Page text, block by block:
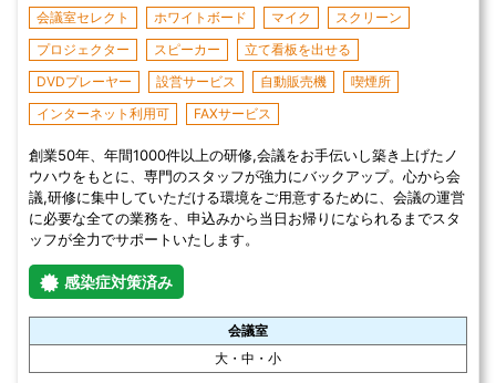
会議室セレクト ホワイトボード マイク
スクリーン
プロジェクター
スピーカー
立て看板を出せる
DVDプレーヤー
設営サービス 自動販売機
喫煙所
インターネット利用可
FAXサービス
創業50年、年間1000件以上の研修,会議をお手伝いし築き上げたノ
ウハウをもとに、専門のスタッフが強力にバックアップ。心から会
議,研修に集中していただける環境をご用意するために、会議の運営
に必要な全ての業務を、申込みから当日お帰りになられるまでスタ
ッフが全力でサポートいたします。
感染症対策済み
会議室
大・中・小